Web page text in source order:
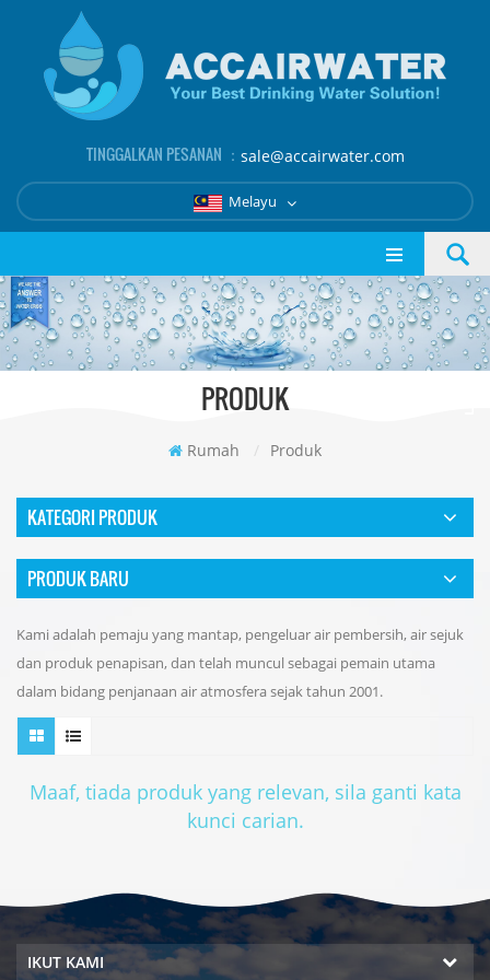
TINGGALKAN PESANAN ： sale@accairwater.com
Melayu
PRODUK
Rumah / Produk
KATEGORI PRODUK
PRODUK BARU
Kami adalah pemaju yang mantap, pengeluar air pembersih, air sejuk
dan produk penapisan, dan telah muncul sebagai pemain utama
dalam bidang penjanaan air atmosfera sejak tahun 2001.
Maaf, tiada produk yang relevan, sila ganti kata
kunci carian.
IKUT KAMI